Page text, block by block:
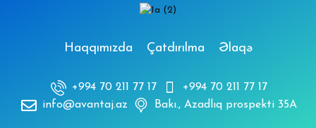
Haqqımızda Çatdırılma Əlaqə
+994 70 211 77 17
+994 70 211 77 17
info@avantaj.az
Bakı., Azadlıq prospekti 35A